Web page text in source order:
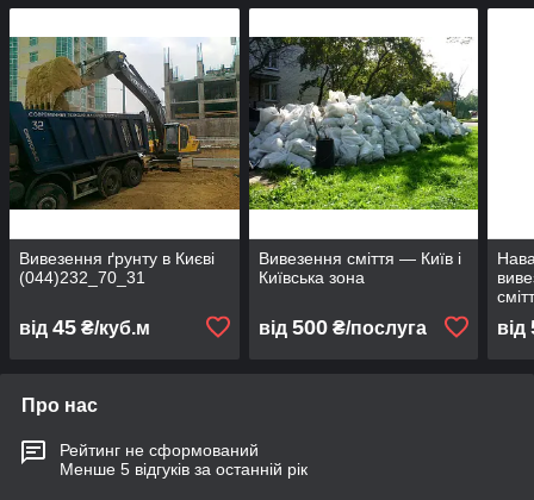
Вивезення ґрунту в Києві
(044)232_70_31
від 45 ₴/куб.м
Вивезення сміття — Київ і
Київська зона
від 500₴/послуга від
Про нас
Рейтинг не сформований
Менше 5 відгуків за останній рік